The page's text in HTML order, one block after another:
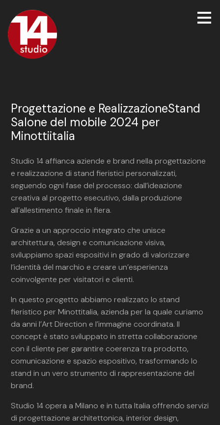
Passa
ai
contenuti
principali
Progettazione e RealizzazioneStand
Salone del mobile 2024 per
Minottiitalia
Studio 14 affianca aziende e brand nella progettazione
e realizzazione di stand fieristici personalizzati,
seguendo ogni fase del processo: dall’ideazione
creativa al progetto esecutivo, dalla produzione
all’allestimento finale in fiera.
Grazie a un approccio integrato che unisce
architettura, design e comunicazione visiva,
sviluppiamo spazi espositivi in grado di valorizzare
l’identità del marchio e creare un’esperienza
coinvolgente per visitatori e clienti.
In questo progetto abbiamo realizzato lo stand
fieristico per Minottitalia, azienda per la quale curiamo
da anni l’Art Direction e l’immagine coordinata. Il
concept è stato sviluppato in stretta collaborazione
con il cliente per garantire coerenza tra prodotto,
comunicazione e spazio espositivo, trasformando lo
stand in un vero strumento di rappresentazione del
brand.
Studio 14 opera a Milano e in tutta Italia offrendo servizi
di progettazione architettonica, interior design,